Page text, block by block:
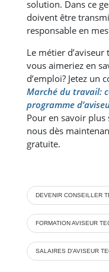
solution. Dans ce
doivent être
responsable en
Le métier
vous aimeriez en
d’emploi? Jetez un
Marché du travail:
programme
Pour en savoir
nous dès
gratuite.
DEVENIR CONSEILLER
FORMATION AVISEUR
SALAIRES D'AVISEUR